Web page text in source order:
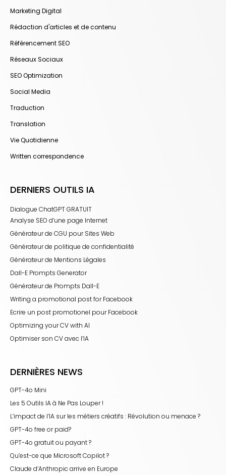
Marketing Digital
Rédaction d'articles et de contenu
Référencement SEO
Réseaux Sociaux
SEO Optimization
Social Media
Traduction
Translation
Vie Quotidienne
Written correspondence
DERNIERS OUTILS IA
Dialogue ChatGPT GRATUIT
Analyse SEO d’une page Internet
Générateur de CGU pour Sites Web
Générateur de politique de confidentialité
Générateur de Mentions Légales
Dall-E Prompts Generator
Générateur de Prompts Dall-E
Writing a promotional post for Facebook
Ecrire un post promotionel pour Facebook
Optimizing your CV with AI
Optimiser son CV avec l’IA
DERNIÈRES NEWS
GPT-4o Mini
Les 5 Outils IA à Ne Pas Louper !
L’impact de l’IA sur les métiers créatifs : Révolution ou menace ?
GPT-4o free or paid?
GPT-4o gratuit ou payant ?
Qu’est-ce que Microsoft Copilot ?
Claude d’Anthropic arrive en Europe